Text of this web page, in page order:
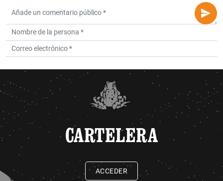
CARTELERA
ACCEDER